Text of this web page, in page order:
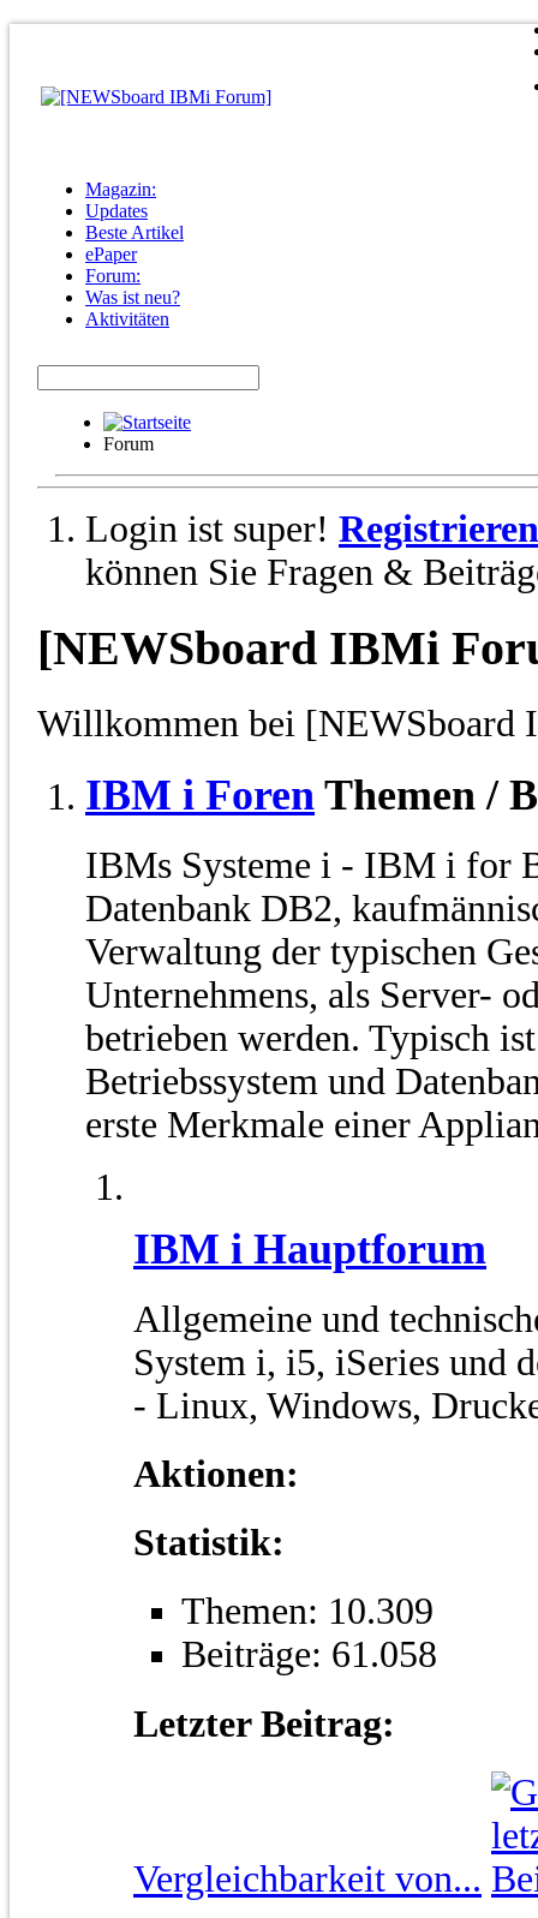
Magazin:
Updates
Beste Artikel
ePaper
Forum:
Was ist neu?
Aktivitäten
Forum
Login ist super! Registrieren
können Sie Fragen &
[NEWSboard IBMi
Willkommen bei [NEWSboard
IBM i Foren Themen /
IBMs Systeme i - IBM i for
Datenbank DB2,
Verwaltung der typischen
Unternehmens, als Server-
betrieben werden. Typisch
Betriebssystem und
erste Merkmale einer
IBM i Hauptforum
Allgemeine und
System i, i5, iSeries und
- Linux, Windows,
Aktionen:
Statistik:
Themen: 10.309
Beiträge: 61.058
Letzter Beitrag:
Vergleichbarkeit von...